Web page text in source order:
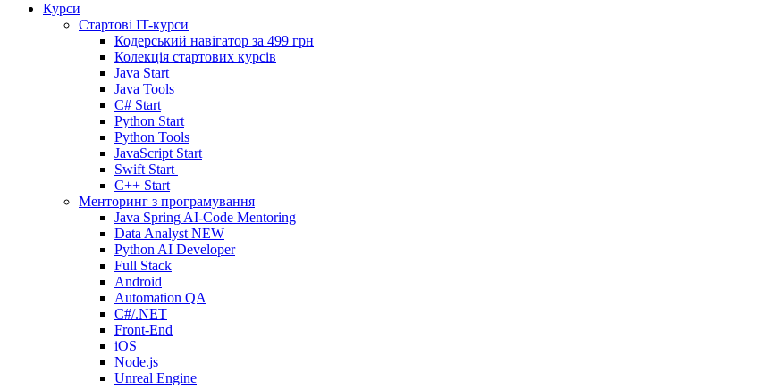
Курси
Стартові IT-курси
Кодерський навігатор за 499 грн
Колекція стартових курсів
Java Start
Java Tools
C# Start
Python Start
Python Tools
JavaScript Start
Swift Start
C++ Start
Менторинг з програмування
Java Spring AI-Code Mentoring
Data Analyst NEW
Python AI Developer
Full Stack
Android
Automation QA
C#/.NET
Front-End
iOS
Node.js
Unreal Engine